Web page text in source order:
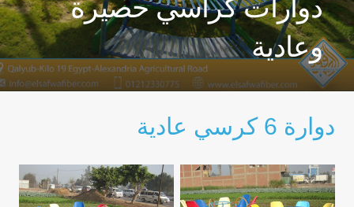
وعادية
دوارة 6 كرسي عادية